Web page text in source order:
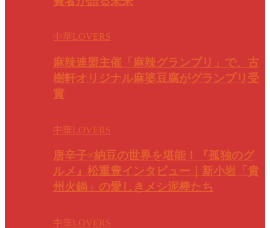
中華LOVERS
麻辣連盟主催「麻辣グランプリ」で、古
樹軒オリジナル麻婆豆腐がグランプリ受
賞
中華LOVERS
唐辛子×納豆の世界を堪能！『孤独のグ
ルメ』松重豊インタビュー｜新小岩「貴
州火鍋」の愛しきメシ泥棒たち
中華LOVERS